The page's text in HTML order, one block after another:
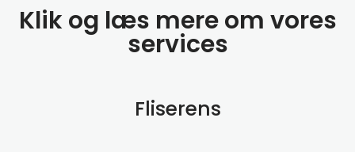
Klik og læs mere om vores
services
Fliserens